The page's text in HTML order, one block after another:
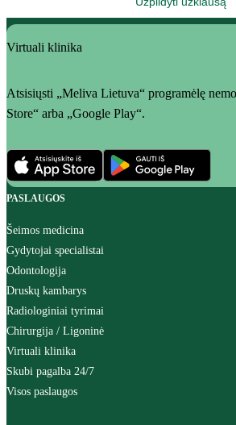
Virtuali klinika
Atsisiųsti „Meliva Lietuva“ programėlę
Store“ arba „Google Play“.
PASLAUGOS
Šeimos medicina
Gydytojai specialistai
Odontologija
Druskų kambarys
Radiologiniai tyrimai
Chirurgija / Ligoninė
Virtuali klinika
Skubi pagalba 24/7
Visos paslaugos